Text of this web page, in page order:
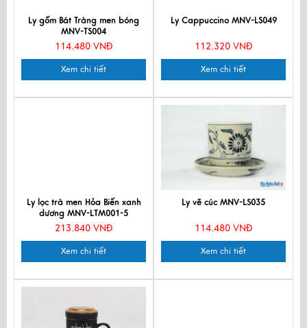
Ly gốm Bát Tràng men bóng
MNV-TS004
114.480 VNĐ
Xem chi tiết
Ly Cappuccino MNV-LS049
112.320 VNĐ
Xem chi tiết
Ly lọc trà men Hỏa Biến xanh
dương MNV-LTM001-5
213.840 VNĐ
Xem chi tiết
Ly vẽ cúc MNV-LS035
114.480 VNĐ
Xem chi tiết